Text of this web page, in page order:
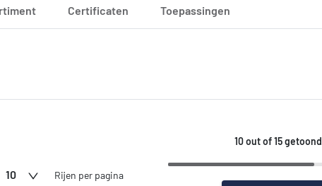
Certificaten Toepassingen
10 Rijen per pagina
10 out of 15 getoond